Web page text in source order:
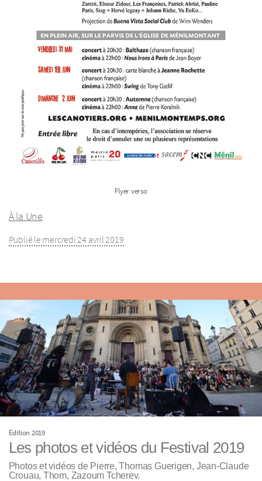
Flyer verso
À la Une
Publié le mercredi 24 avril 2019
Edition 2019
Les photos et vidéos du Festival 2019
Photos et vidéos de Pierre, Thomas Guerigen, Jean-Claude
Crouau, Thom, Zazoum Tcherev.